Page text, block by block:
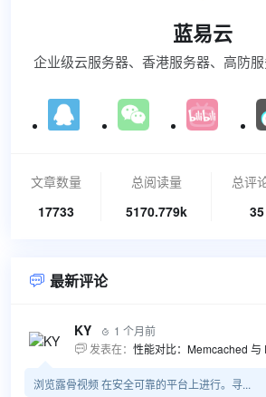
蓝易云
企业级云服务器、香港服务器、高防
文章数量
17733
总阅读量
5170.779k
总评
35
 最新评论
KY  1 个月前
 发表在： 性能对比：Memcached 与
浏览露骨视频 在安全可靠的平台上进行。寻...